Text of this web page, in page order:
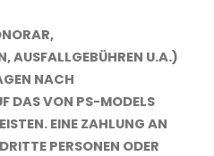
AUSFALLGEBÜHREN U.A.)
NACH
DAS VON PS-MODELS
EINE ZAHLUNG AN
PERSONEN ODER